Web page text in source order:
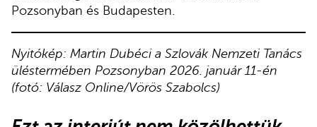
Pozsonyban és Budapesten.
Nyitókép: Martin Dubéci a Szlovák Nemzeti Tanács
üléstermében Pozsonyban 2026. január 11-én
(fotó: Válasz Online/Vörös Szabolcs)